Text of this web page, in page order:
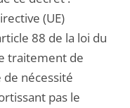
(UE)
88 de la loi du
traitement de
de nécessité
pas le